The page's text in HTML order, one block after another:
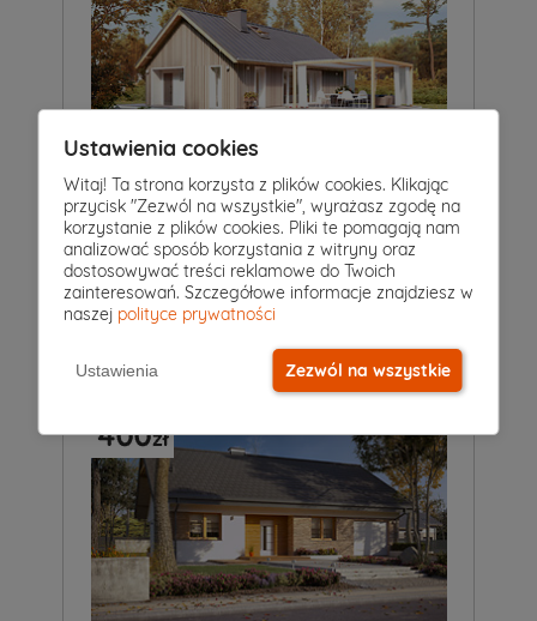
Pokoje4 | Łazienki1 | Garaż 0
Projekt domu
WAKACYJNY 2 5 549 zł
5 149 zł
76 m2
Ustawienia cookies
Witaj! Ta strona korzysta z plików cookies. Klikając
przycisk "Zezwól na wszystkie", wyrażasz zgodę na
korzystanie z plików cookies. Pliki te pomagają nam
analizować sposób korzystania z witryny oraz
dostosowywać treści reklamowe do Twoich
zainteresowań. Szczegółowe informacje znajdziesz w
naszej polityce prywatności
Ustawienia Zezwól na wszystkie